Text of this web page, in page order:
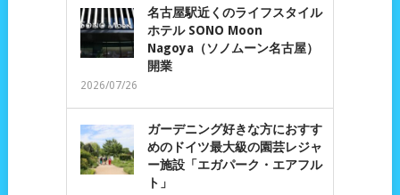
名古屋駅近くのライフスタイル
ホテル SONO Moon
Nagoya（ソノムーン名古屋）
開業
2026/07/26
ガーデニング好きな方におすす
めのドイツ最大級の園芸レジャ
ー施設「エガパーク・エアフル
ト」